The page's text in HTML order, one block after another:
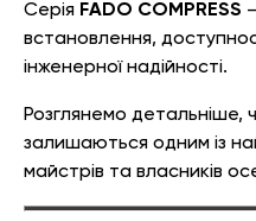
Серія FADO COMPRESS
встановлення,
інженерної надійності.
Розглянемо детальніше,
залишаються одним із
майстрів та власників